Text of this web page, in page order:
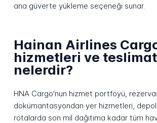
ana güverte yükleme seçeneği sunar.
Hainan Airlines
hizmetleri ve
nelerdir?
HNA Cargo'nun hizmet portföyü,
dokümantasyondan yer hizmetleri,
rotalarda son mil dağıtıma kadar tüm